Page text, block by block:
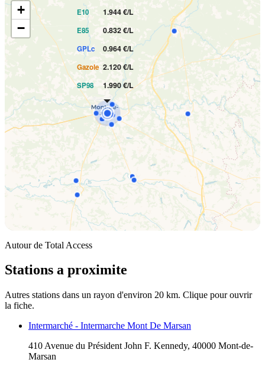
E10 1.944 €/L
E85 0.832 €/L
GPLc 0.964 €/L
Gazole 2.120 €/L
SP98 1.990 €/L
+
−
Autour de Total Access
Stations a proximite
Autres stations dans un rayon d'environ 20 km. Clique pour ouvrir
la fiche.
Intermarché - Intermarche Mont De Marsan
410 Avenue du Président John F. Kennedy, 40000 Mont-de-
Marsan